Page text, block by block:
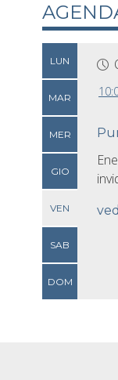
LUN
MAR
MER
GIO
VEN
SAB
DOM